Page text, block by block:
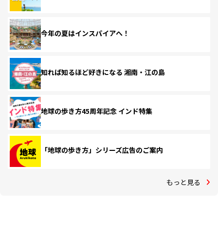
今年の夏はインスパイアへ！
知れば知るほど好きになる 湘南・江の島
地球の歩き方45周年記念 インド特集
「地球の歩き方」シリーズ広告のご案内
もっと見る